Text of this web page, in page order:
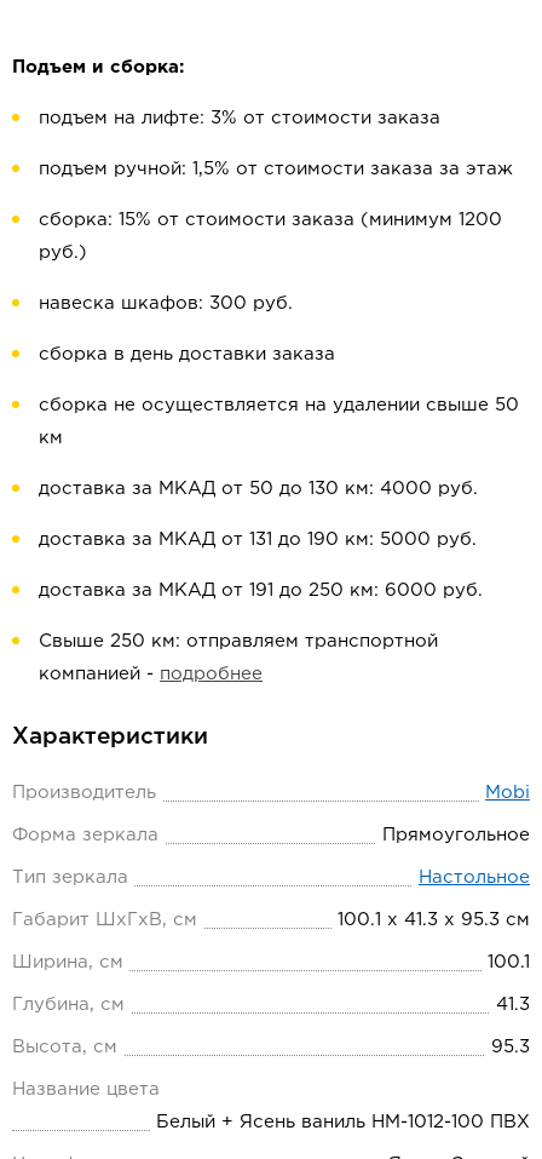
Подъем и сборка:
подъем на лифте: 3% от стоимости заказа
подъем ручной: 1,5% от стоимости заказа за этаж
сборка: 15% от стоимости заказа (минимум 1200
руб.)
навеска шкафов: 300 руб.
сборка в день доставки заказа
сборка не осуществляется на удалении свыше 50
км
доставка за МКАД от 50 до 130 км: 4000 руб.
доставка за МКАД от 131 до 190 км: 5000 руб.
доставка за МКАД от 191 до 250 км: 6000 руб.
Свыше 250 км: отправляем транспортной
компанией - подробнее
Характеристики
Производитель Mobi
Форма зеркала Прямоугольное
Тип зеркала Настольное
Габарит ШхГхВ, см 100.1 х 41.3 х 95.3 см
Ширина, см 100.1
Глубина, см 41.3
Высота, см 95.3
Название цвета
Белый + Ясень ваниль НМ-1012-100 ПВХ